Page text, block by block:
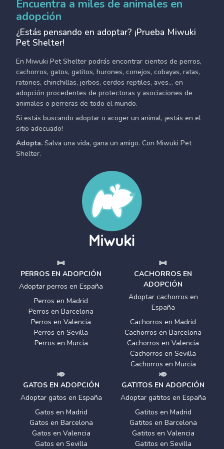
Encuentra a miles de animales en
adopción
¿Estás pensando en adoptar? ¡Prueba Miwuki
Pet Shelter!
En Miwuki Pet Shelter podrás encontrar cientos de perros,
cachorros, gatos, gatitos, hurones, conejos, cobayas, ratas,
ratones, chinchillas, jerbos, cerdos reptiles, aves... en
adopción procedentes de protectoras y asociaciones de
animales o perreras de todo el mundo.
Si estás buscando adoptar o acoger un animal, ¡estás en el
sitio adecuado!
Adopta. Salva una vida, gana un amigo. Con Miwuki Pet
Shelter.
PERROS EN ADOPCIÓN
Adoptar perros en España
Perros en Madrid
Perros en Barcelona
Perros en Valencia
Perros en Sevilla
Perros en Murcia
CACHORROS EN
ADOPCIÓN
Adoptar cachorros en
España
Cachorros en Madrid
Cachorros en Barcelona
Cachorros en Valencia
Cachorros en Sevilla
Cachorros en Murcia
GATOS EN ADOPCIÓN
Adoptar gatos en España
Gatos en Madrid
Gatos en Barcelona
Gatos en Valencia
Gatos en Sevilla
GATITOS EN ADOPCIÓN
Adoptar gatitos en España
Gatitos en Madrid
Gatitos en Barcelona
Gatitos en Valencia
Gatitos en Sevilla